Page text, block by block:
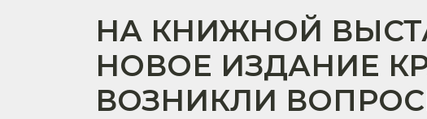
НА КНИЖНОЙ
НОВОЕ ИЗДАНИЕ
ВОЗНИКЛИ